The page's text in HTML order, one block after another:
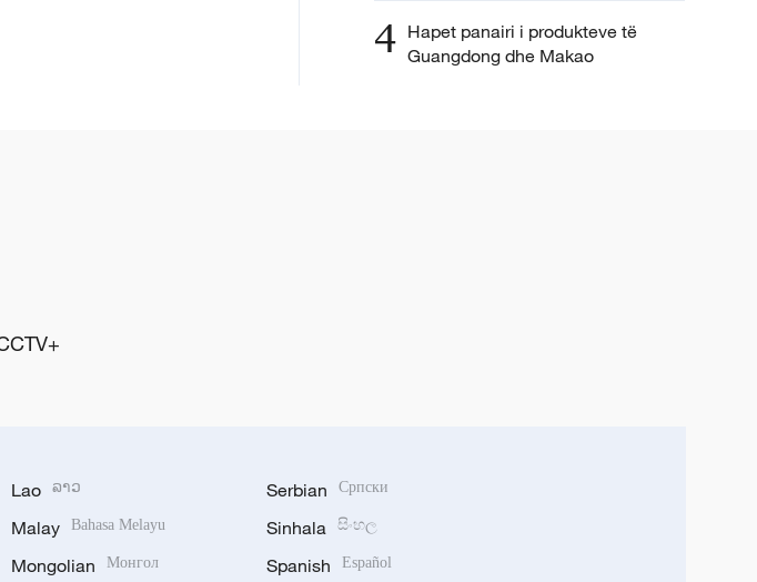
4 Hapet panairi i produkteve të
Guangdong dhe Makao
Lao ລາວ
Malay Bahasa Melayu
Mongolian Монгол
Serbian Српски
Sinhala සිංහල
Spanish Español